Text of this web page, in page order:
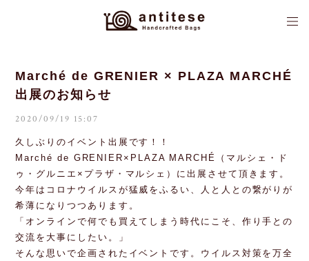
Marché de GRENIER × PLAZA MARCHÉ
出展のお知らせ
2020/09/19 15:07
久しぶりのイベント出展です！！
Marché de GRENIER×PLAZA MARCHÉ（マルシェ・ド
ゥ・グルニエ×プラザ・マルシェ）に出展させて頂きます。
今年はコロナウイルスが猛威をふるい、人と人との繋がりが
希薄になりつつあります。
「オンラインで何でも買えてしまう時代にこそ、作り手との
交流を大事にしたい。」
そんな思いで企画されたイベントです。ウイルス対策を万全